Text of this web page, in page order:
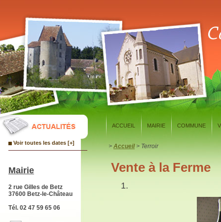
ACCUEIL MAIRIE COMMUNE
Voir toutes les dates [+]
Mairie
2 rue Gilles de Betz
37600 Betz-le-Château
Tél. 02 47 59 65 06
> Accueil> Terroir
Vente à la Ferme